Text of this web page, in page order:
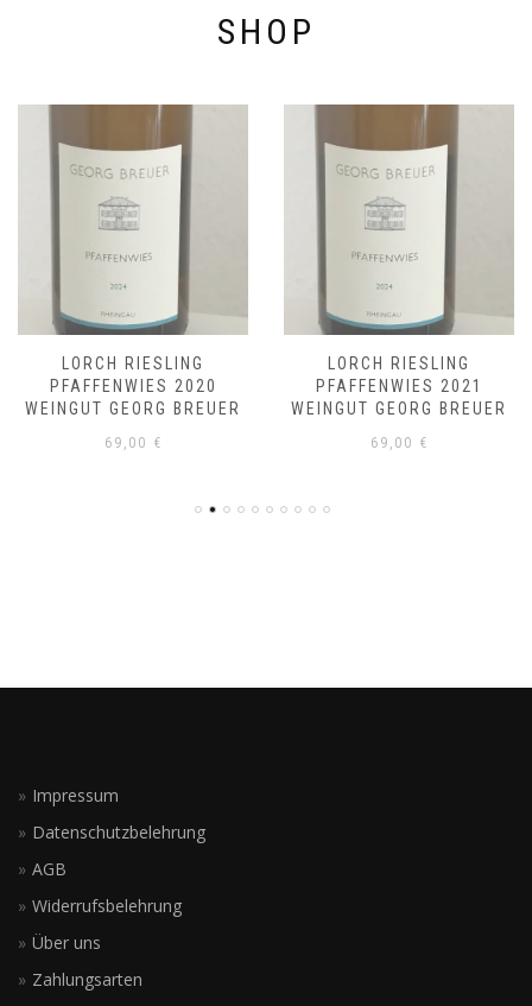
SHOP
LORCH RIESLING
PFAFFENWIES 2020
WEINGUT GEORG BREUER
69,00 €
LORCH RIESLING
PFAFFENWIES 2021
WEINGUT GEORG BREUER
69,00 €
Impressum
Datenschutzbelehrung
AGB
Widerrufsbelehrung
Über uns
Zahlungsarten